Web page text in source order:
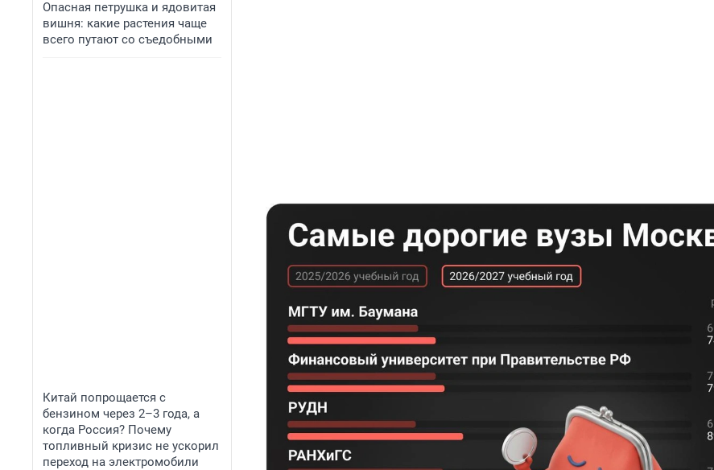
Опасная петрушка и ядовитая
вишня: какие растения чаще
всего путают со съедобными
Китай попрощается с
бензином через 2–3 года, а
когда Россия? Почему
топливный кризис не ускорил
переход на электромобили